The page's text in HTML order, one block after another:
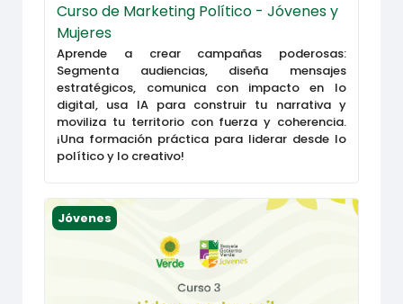
Curso de Marketing Político - Jóvenes y
Mujeres
Aprende a crear campañas poderosas:
Segmenta audiencias, diseña mensajes
estratégicos, comunica con impacto en lo
digital, usa IA para construir tu narrativa y
moviliza tu territorio con fuerza y coherencia.
¡Una formación práctica para liderar desde lo
político y lo creativo!
Liderazgo Juvenil: Preparándote para las
Jóvenes